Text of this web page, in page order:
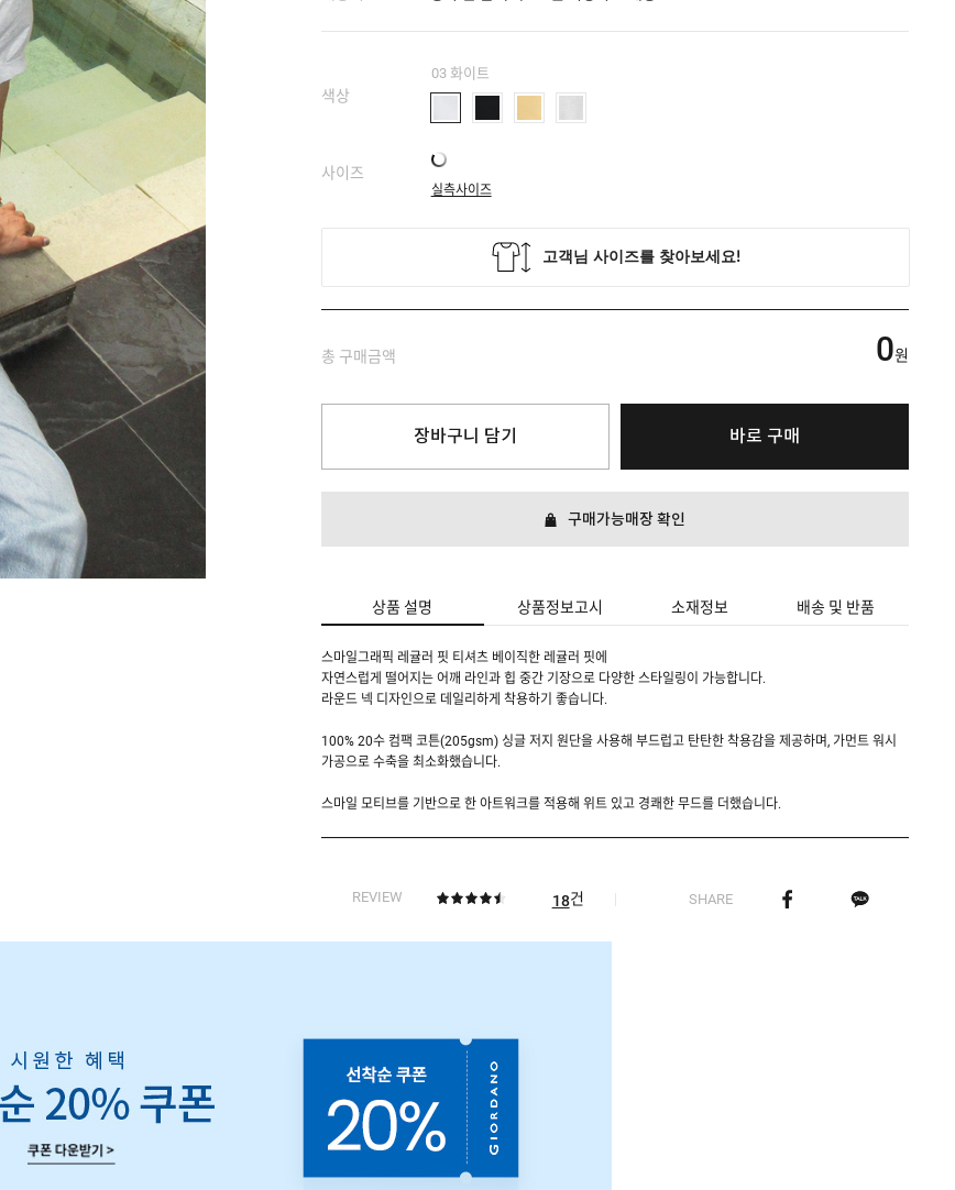
색상
03 화이트
사이즈
실측사이즈
총 구매금액 0원
장바구니 담기 바로 구매
구매가능매장 확인
상품 설명 상품정보고시 소재정보 배송 및 반품
스마일그래픽 레귤러 핏 티셔츠 베이직한 레귤러 핏에
자연스럽게 떨어지는 어깨 라인과 힙 중간 기장으로 다양한 스타일링이 가능합니다.
라운드 넥 디자인으로 데일리하게 착용하기 좋습니다.
100% 20수 컴팩 코튼(205gsm) 싱글 저지 원단을 사용해 부드럽고 탄탄한 착용감을 제공하며, 가먼트 워시
가공으로 수축을 최소화했습니다.
스마일 모티브를 기반으로 한 아트워크를 적용해 위트 있고 경쾌한 무드를 더했습니다.
REVIEW 18건 SHARE